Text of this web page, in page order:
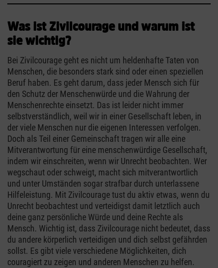
Was ist Zivilcourage und warum ist
sie wichtig?
Bei Zivilcourage geht es nicht um heldenhafte Taten von
Menschen, die besonders stark sind oder einen speziellen
Beruf haben. Es geht darum, dass jeder Mensch sich für
den Schutz der Menschenwürde und die Wahrung der
Menschenrechte einsetzt. Das ist leider nicht immer
selbstverständlich, weil wir in einer Gesellschaft leben, in
der viele Menschen nur die eigenen Interessen verfolgen.
Doch als Teil einer Gemeinschaft tragen wir alle eine
Mitverantwortung für eine menschenwürdige Gesellschaft,
indem wir einschreiten, wenn wir Unrecht beobachten. Wer
wegschaut oder schweigt, macht sich mitverantwortlich
und unter Umständen sogar strafbar durch unterlassene
Hilfeleistung. Mit Zivilcourage tust du aktiv etwas, wenn du
Unrecht beobachtest und verteidigst damit letztlich auch
deine ganz persönliche Würde und deine Rechte als
Mensch. Wichtig ist, dass Zivilcourage nicht bedeutet, dass
du andere körperlich verteidigen und dich selbst gefährden
sollst. Es gibt viele verschiedene Möglichkeiten, dich
couragiert zu zeigen und anderen Menschen zu helfen.